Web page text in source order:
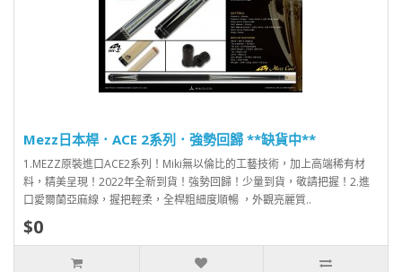
Mezz日本桿．ACE 2系列．強勢回歸 **缺貨中**
1.MEZZ原裝進口ACE2系列！Miki無以倫比的工藝技術，加上高端稀有材
料，精美呈現！2022年全新到貨！強勢回歸！少量到貨，敬請把握！2.進
口愛爾蘭亞麻線，握把輕柔，全桿粗細度順暢 ，外觀亮麗質..
$0